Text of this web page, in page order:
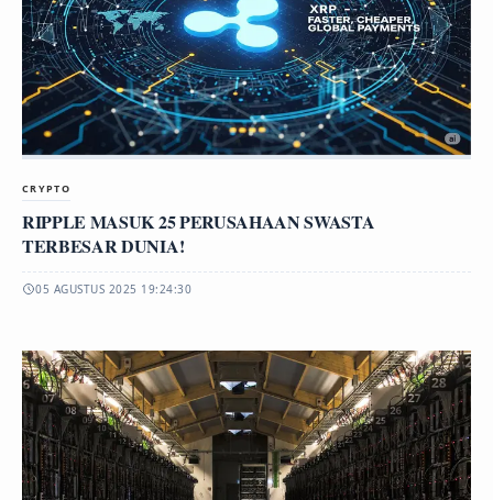
CRYPTO
RIPPLE MASUK 25 PERUSAHAAN SWASTA
TERBESAR DUNIA!
05 AGUSTUS 2025 19:24:30